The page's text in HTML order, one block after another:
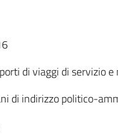
di viaggi di servizio
di indirizzo politico-